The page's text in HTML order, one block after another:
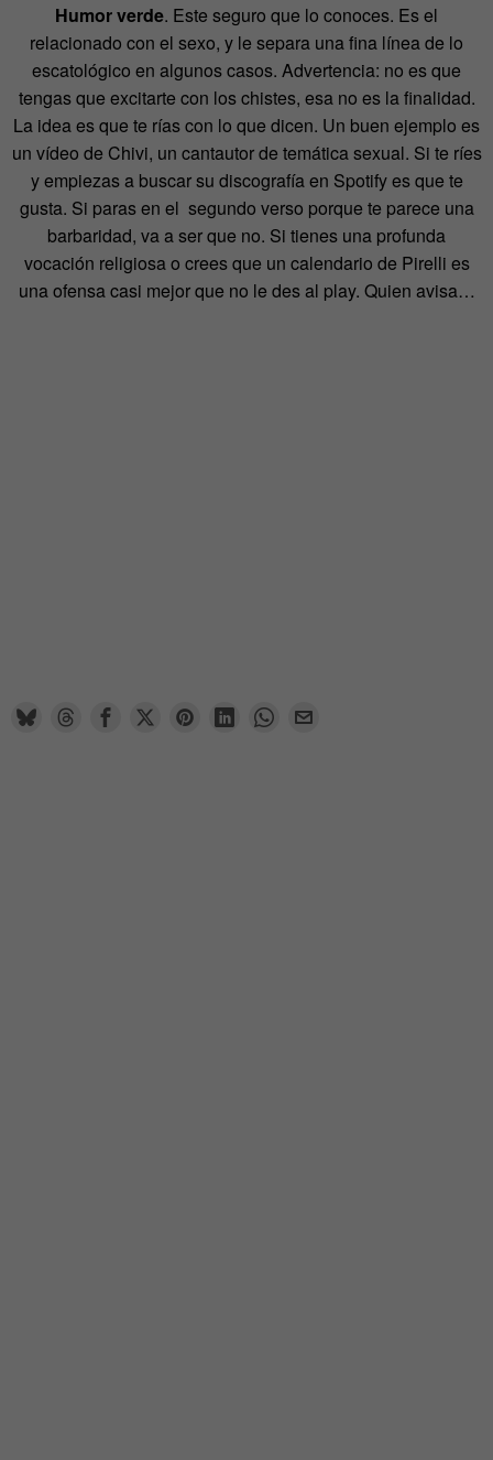
Humor verde. Este seguro que lo conoces. Es el
relacionado con el sexo, y le separa una fina línea de lo
escatológico en algunos casos. Advertencia: no es que
tengas que excitarte con los chistes, esa no es la finalidad.
La idea es que te rías con lo que dicen. Un buen ejemplo es
un vídeo de Chivi, un cantautor de temática sexual. Si te ríes
y empiezas a buscar su discografía en Spotify es que te
gusta. Si paras en el segundo verso porque te parece una
barbaridad, va a ser que no. Si tienes una profunda
vocación religiosa o crees que un calendario de Pirelli es
una ofensa casi mejor que no le des al play. Quien avisa…